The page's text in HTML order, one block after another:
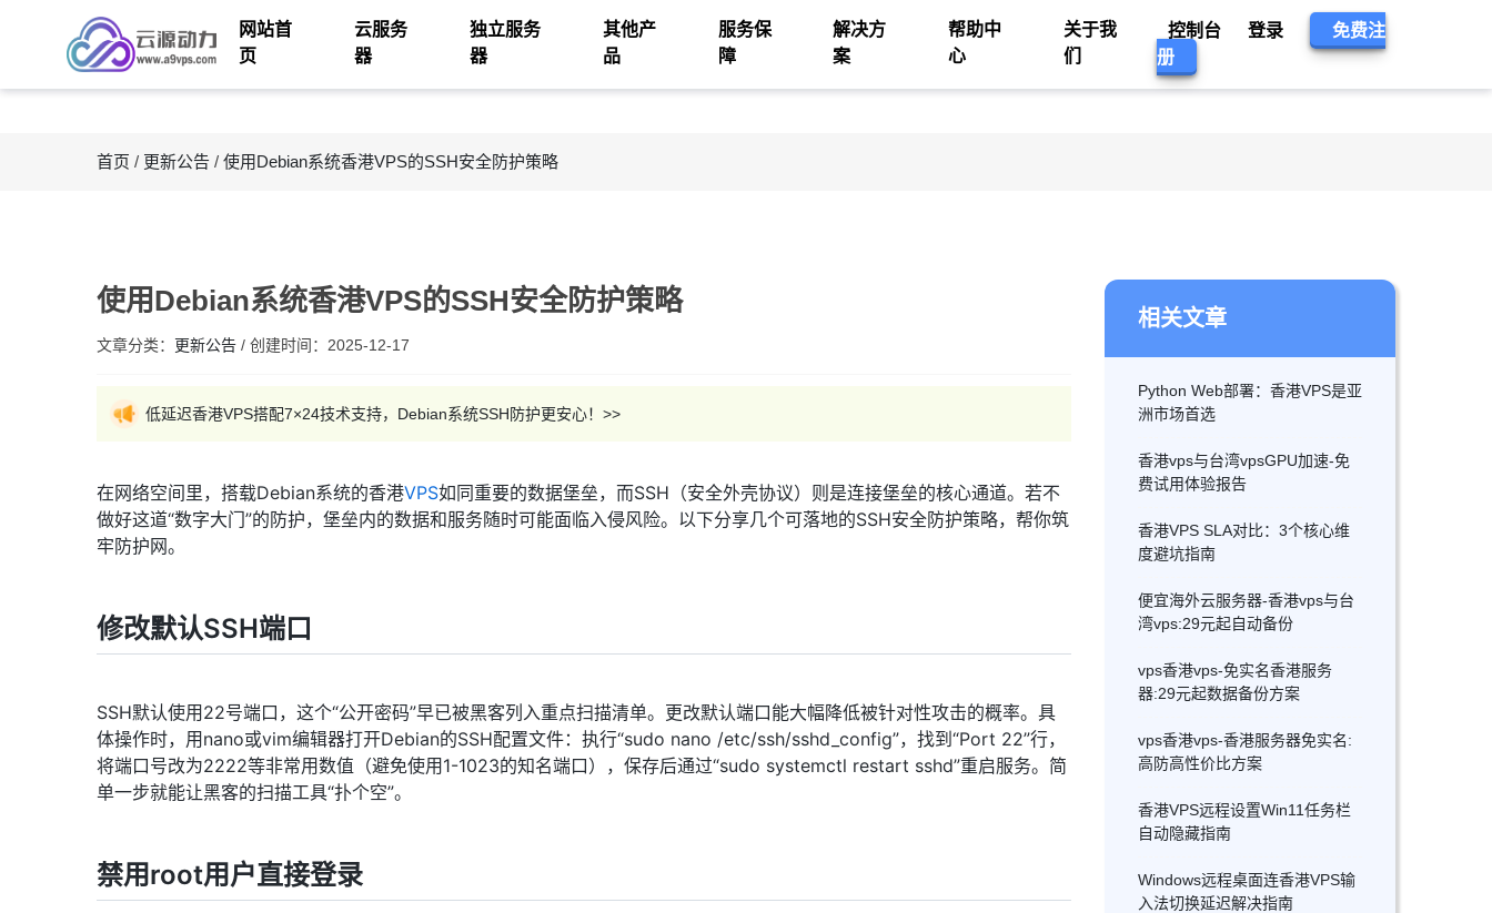
网站首
页
云服务
器
独立服务
器
其他产
品
服务保
障
解决方
案
帮助中
心
关于我
们
控制台 登录
免费注
册
首页 / 更新公告 / 使用Debian系统香港VPS的SSH安全防护策略
使用Debian系统香港VPS的SSH安全防护策略
文章分类： 更新公告 / 创建时间： 2025-12-17
低延迟香港VPS搭配7×24技术支持，Debian系统SSH防护更安心！>>
在网络空间里，搭载Debian系统的香港VPS如同重要的数据堡垒，而SSH（安全外壳协议）则是连接堡垒的核心通道。若不
做好这道“数字大门”的防护，堡垒内的数据和服务随时可能面临入侵风险。以下分享几个可落地的SSH安全防护策略，帮你筑
牢防护网。
修改默认SSH端口
SSH默认使用22号端口，这个“公开密码”早已被黑客列入重点扫描清单。更改默认端口能大幅降低被针对性攻击的概率。具
体操作时，用nano或vim编辑器打开Debian的SSH配置文件：执行“sudo nano /etc/ssh/sshd_config”，找到“Port 22”行，
将端口号改为2222等非常用数值（避免使用1-1023的知名端口），保存后通过“sudo systemctl restart sshd”重启服务。简
单一步就能让黑客的扫描工具“扑个空”。
禁用root用户直接登录
相关文章
Python Web部署：香港VPS是亚
洲市场首选
香港vps与台湾vpsGPU加速-免
费试用体验报告
香港VPS SLA对比：3个核心维
度避坑指南
便宜海外云服务器-香港vps与台
湾vps:29元起自动备份
vps香港vps-免实名香港服务
器:29元起数据备份方案
vps香港vps-香港服务器免实名:
高防高性价比方案
香港VPS远程设置Win11任务栏
自动隐藏指南
Windows远程桌面连香港VPS输
入法切换延迟解决指南